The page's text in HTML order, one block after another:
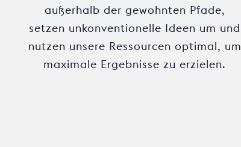
außerhalb der gewohnten Pfade,
setzen unkonventionelle Ideen um und
nutzen unsere Ressourcen optimal, um
maximale Ergebnisse zu erzielen.